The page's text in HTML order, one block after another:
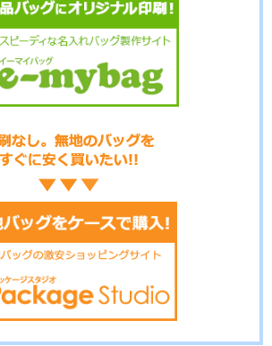
No.6-036 No.6-035
No.6-033
No.6-030 No.6-029